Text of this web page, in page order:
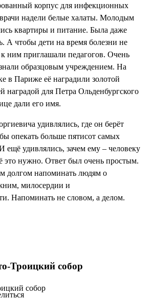
корпус для инфекционных
надели белые халаты. Молодым
квартиры и питание. Была даже
А чтобы дети на время болезни не
ним приглашали педагогов. Очень
образцовым учреждением. На
в Париже её наградили золотой
для Петра Ольденбургского
дали его имя.
удивлялись, где он берёт
опекать больше пятисот самых
ещё удивлялись, зачем ему – человеку
это нужно. Ответ был очень простым.
долгом напоминать людям о
милосердии и
Напоминать не словом, а делом.
Троицкий собор
собор